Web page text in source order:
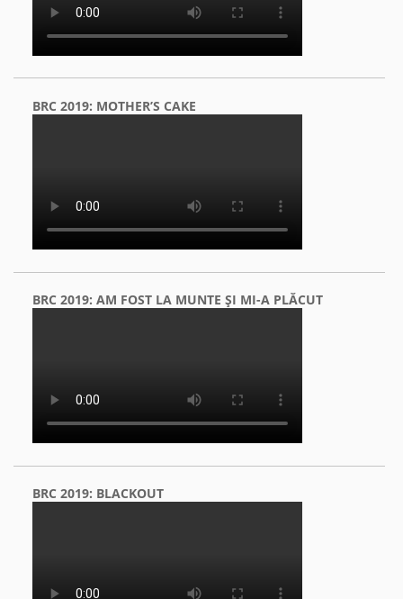
BRC 2019: MOTHER’S CAKE
BRC 2019: AM FOST LA MUNTE ŞI MI-A PLĂCUT
BRC 2019: BLACKOUT